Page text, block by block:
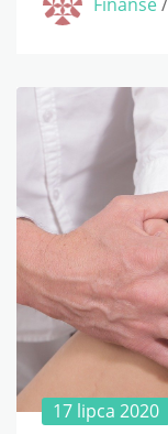
Finanse/
17 lipca 2020